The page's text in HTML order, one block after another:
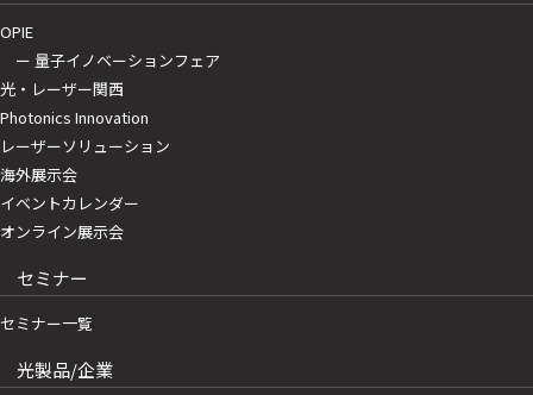
OPIE
ー 量子イノベーションフェア
光・レーザー関西
Photonics Innovation
レーザーソリューション
海外展示会
イベントカレンダー
オンライン展示会
セミナー
セミナー一覧
光製品/企業